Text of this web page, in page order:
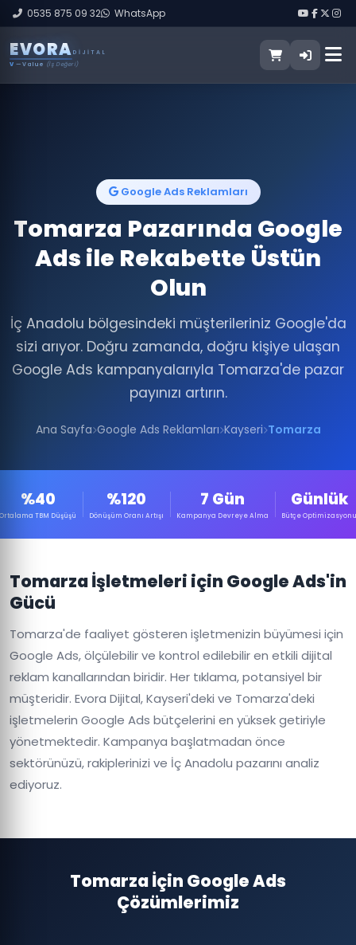
0535 875 09 32 WhatsApp
EVORA DIJITAL
V — Value (İş Değeri)
Google Ads Reklamları
Tomarza Pazarında Google
Ads ile Rekabette Üstün
Olun
İç Anadolu bölgesindeki müşterileriniz Google'da
sizi arıyor. Doğru zamanda, doğru kişiye ulaşan
Google Ads kampanyalarıyla Tomarza'de pazar
payınızı artırın.
Ana Sayfa Google Ads Reklamları Kayseri Tomarza
%40
Ortalama TBM Düşüşü
%120
Dönüşüm Oranı Artışı
7 Gün
Kampanya Devreye Alma
Günlük
Bütçe Optimizasyonu
Tomarza İşletmeleri için Google Ads'in
Gücü
Tomarza'de faaliyet gösteren işletmenizin büyümesi için
Google Ads, ölçülebilir ve kontrol edilebilir en etkili dijital
reklam kanallarından biridir. Her tıklama, potansiyel bir
müşteridir. Evora Dijital, Kayseri'deki ve Tomarza'deki
işletmelerin Google Ads bütçelerini en yüksek getiriyle
yönetmektedir. Kampanya başlatmadan önce
sektörünüzü, rakiplerinizi ve İç Anadolu pazarını analiz
ediyoruz.
Tomarza İçin Google Ads
Çözümlerimiz